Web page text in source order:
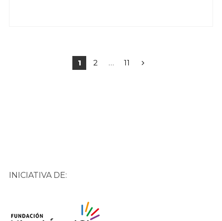
1 2 … 11
INICIATIVA DE: